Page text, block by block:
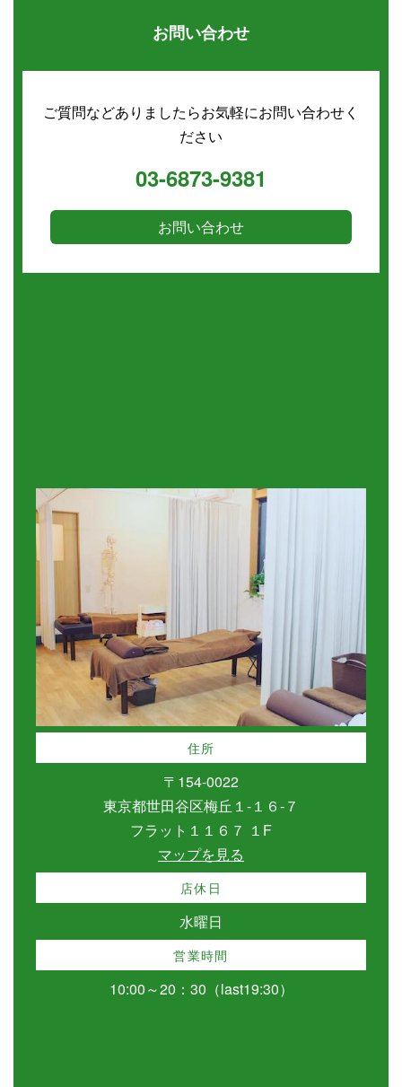
お問い合わせ
ご質問などありましたらお気軽にお問い合わせく
ださい
03-6873-9381
お問い合わせ
住所
〒154-0022
東京都世田谷区梅丘１-１６-７
フラット１１６７ １F
マップを見る
店休日
水曜日
営業時間
10:00～20：30（last19:30）